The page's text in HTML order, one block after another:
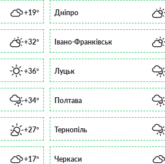
+19° Дніпро
+32° Івано-Франківськ
+36° Луцьк
+34° Полтава
+27° Тернопіль
+17° Черкаси